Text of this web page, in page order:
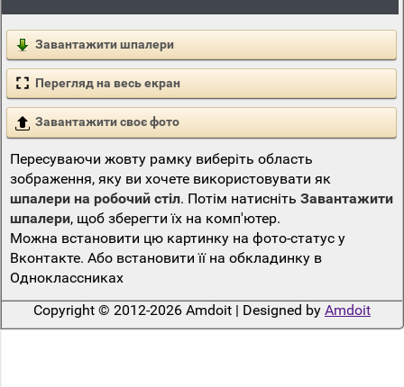
Завантажити шпалери
Перегляд на весь екран
Завантажити своє фото
Пересуваючи жовту рамку виберіть область
зображення, яку ви хочете використовувати як
шпалери на робочий стіл. Потім натисніть Завантажити
шпалери, щоб зберегти їх на комп'ютер.
Можна встановити цю картинку на фото-статус у
Вконтакте. Або встановити її на обкладинку в
Одноклассниках
Copyright © 2012-2026 Amdoit | Designed by Amdoit